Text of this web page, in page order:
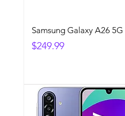
Samsung Galaxy A26 5G
Precio
$249.99